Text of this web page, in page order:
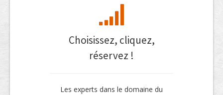
Choisissez, cliquez,
réservez !
Les experts dans le domaine du